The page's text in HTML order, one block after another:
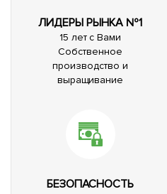
ЛИДЕРЫ РЫНКА №1
15 лет с Вами
Собственное
производство и
выращивание
БЕЗОПАСНОСТЬ